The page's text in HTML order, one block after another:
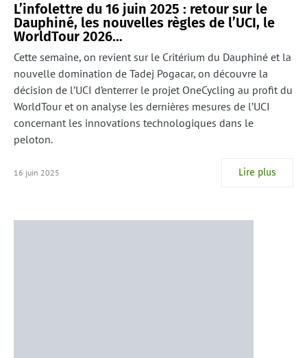
L’infolettre du 16 juin 2025 : retour sur le
Dauphiné, les nouvelles règles de l’UCI, le
WorldTour 2026…
Cette semaine, on revient sur le Critérium du Dauphiné et la
nouvelle domination de Tadej Pogacar, on découvre la
décision de l’UCI d’enterrer le projet OneCycling au profit du
WorldTour et on analyse les dernières mesures de l’UCI
concernant les innovations technologiques dans le
peloton.
16 juin 2025 Lire plus